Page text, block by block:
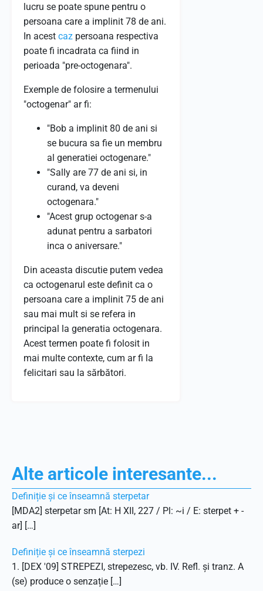
lucru se poate spune pentru o
persoana care a implinit 78 de ani.
In acest caz persoana respectiva
poate fi incadrata ca fiind in
perioada "pre-octogenara".
Exemple de folosire a termenului
"octogenar" ar fi:
"Bob a implinit 80 de ani si
se bucura sa fie un membru
al generatiei octogenare."
"Sally are 77 de ani si, in
curand, va deveni
octogenara."
"Acest grup octogenar s-a
adunat pentru a sarbatori
inca o aniversare."
Din aceasta discutie putem vedea
ca octogenarul este definit ca o
persoana care a implinit 75 de ani
sau mai mult si se refera in
principal la generatia octogenara.
Acest termen poate fi folosit in
mai multe contexte, cum ar fi la
felicitari sau la sărbători.
Alte articole interesante...
Definiție și ce înseamnă sterpetar
[MDA2] sterpetar sm [At: H XII, 227 / Pl: ~i / E: sterpet + -
ar] […]
Definiție și ce înseamnă sterpezi
1. [DEX '09] STREPEZI, strepezesc, vb. IV. Refl. și tranz. A
(se) produce o senzație […]